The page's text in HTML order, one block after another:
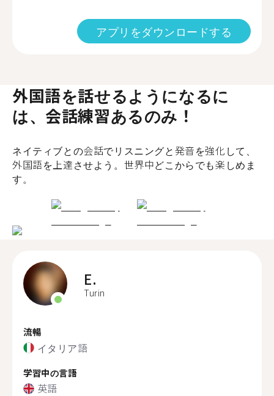
アプリをダウンロードする
外国語を話せるようになるに
は、会話練習あるのみ！
ネイティブとの会話でリスニングと発音を強化して、
外国語を上達させよう。世界中どこからでも楽しめま
す。
E.
Turin
流暢
イタリア語
学習中の言語
英語